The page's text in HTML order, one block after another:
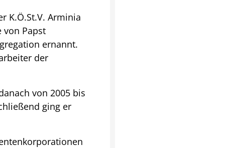
K.Ö.St.V. Arminia
von Papst
ernannt.
der
von 2005 bis
ging er